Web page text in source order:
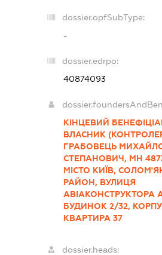
dossier.opfSubType:
-
dossier.edrpo:
40874093
КІНЦЕВИЙ
ВЛАСНИК
ГРАБОВЕЦЬ
СТЕПАНОВИЧ, МН
МІСТО КИЇВ,
РАЙОН, ВУЛИЦЯ
АВІАКОНСТРУКТОРА
БУДИНОК 2/32,
КВАРТИРА 37
dossier.heads: